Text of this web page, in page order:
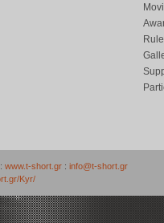
www.t-short.gr : info@t-short.gr
Kyr/